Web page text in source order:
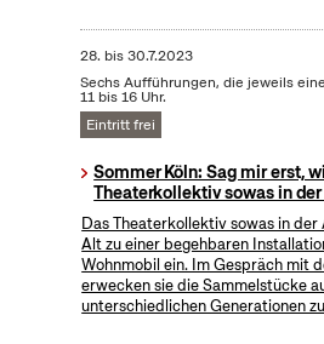
28. bis30.7.2023
Sechs Aufführungen, die jeweils
11 bis 16 Uhr.
Eintritt frei
Sommer Köln: Sag mir erst,
Theaterkollektiv sowas in
Das Theaterkollektiv sowas in
Alt zu einer begehbaren
Wohnmobil ein. Im Gespräch mit
erwecken sie die Sammelstücke
unterschiedlichen Generationen